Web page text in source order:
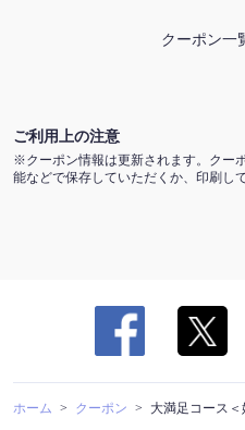
クーポン一
ご利用上の注意
クーポン情報は更新されます。クー
能などで保存していただくか、印刷し
ホーム クーポン 大満足コース
神奈川県横浜市中区山下町218-13
https://keichinrouhonkan.owst.jp/